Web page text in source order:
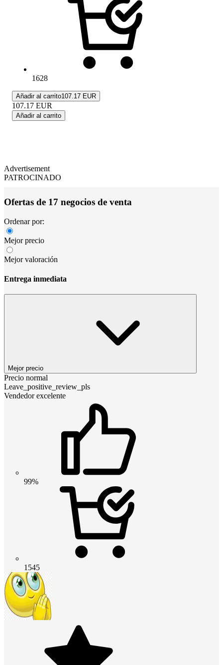
1628
Añadir al carrito107.17 EUR
107.17 EUR
Añadir al carrito
Advertisement
PATROCINADO
Ofertas de 17 negocios de venta
Ordenar por:
Mejor precio
Mejor valoración
Entrega inmediata
Mejor precio
Precio normal
Leave_positive_review_pls
Vendedor excelente
99%
1545